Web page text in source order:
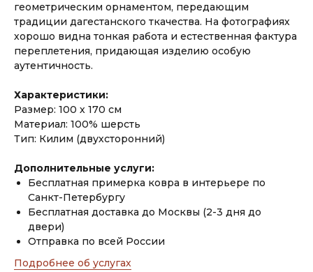
геометрическим орнаментом, передающим
традиции дагестанского ткачества. На фотографиях
хорошо видна тонкая работа и естественная фактура
переплетения, придающая изделию особую
аутентичность.
Характеристики:
Размер: 100 х 170 см
Материал: 100% шерсть
Тип: Килим (двухсторонний)
Дополнительные услуги:
Бесплатная примерка ковра в интерьере по
Санкт-Петербургу
Бесплатная доставка до Москвы (2-3 дня до
двери)
Отправка по всей России
Подробнее об услугах